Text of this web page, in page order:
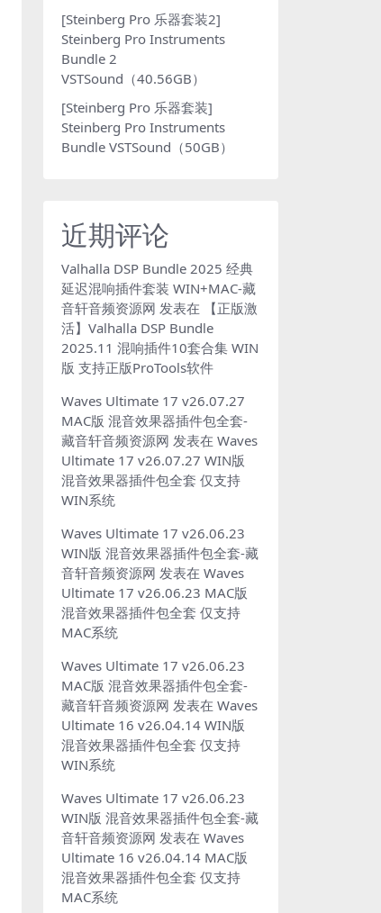
[Steinberg Pro 乐器套装2]
Steinberg Pro Instruments
Bundle 2
VSTSound（40.56GB）
[Steinberg Pro 乐器套装]
Steinberg Pro Instruments
Bundle VSTSound（50GB）
近期评论
Valhalla DSP Bundle 2025 经典
延迟混响插件套装 WIN+MAC-藏
音轩音频资源网 发表在
【正版激
活】Valhalla DSP Bundle
2025.11 混响插件10套合集 WIN
版 支持正版ProTools软件
Waves Ultimate 17 v26.07.27
MAC版 混音效果器插件包全套-
藏音轩音频资源网 发表在 Waves
Ultimate 17 v26.07.27 WIN版
混音效果器插件包全套 仅支持
WIN系统
Waves Ultimate 17 v26.06.23
WIN版 混音效果器插件包全套-藏
音轩音频资源网 发表在 Waves
Ultimate 17 v26.06.23 MAC版
混音效果器插件包全套 仅支持
MAC系统
Waves Ultimate 17 v26.06.23
MAC版 混音效果器插件包全套-
藏音轩音频资源网 发表在 Waves
Ultimate 16 v26.04.14 WIN版
混音效果器插件包全套 仅支持
WIN系统
Waves Ultimate 17 v26.06.23
WIN版 混音效果器插件包全套-藏
音轩音频资源网 发表在 Waves
Ultimate 16 v26.04.14 MAC版
混音效果器插件包全套 仅支持
MAC系统